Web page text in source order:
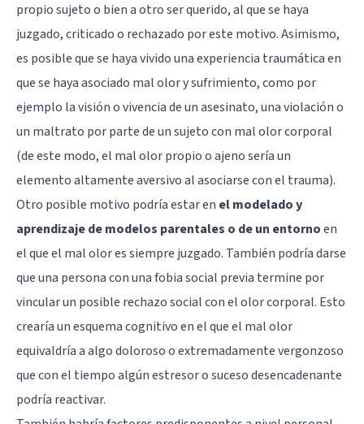
propio sujeto o bien a otro ser querido, al que se haya
juzgado, criticado o rechazado por este motivo. Asimismo,
es posible que se haya vivido una experiencia traumática en
que se haya asociado mal olor y sufrimiento, como por
ejemplo la visión o vivencia de un asesinato, una violación o
un maltrato por parte de un sujeto con mal olor corporal
(de este modo, el mal olor propio o ajeno sería un
elemento altamente aversivo al asociarse con el trauma).
Otro posible motivo podría estar en el modelado y
aprendizaje de modelos parentales o de un entornoen
el que el mal olor es siempre juzgado. También podría darse
que una persona con una fobia social previa termine por
vincular un posible rechazo social con el olor corporal. Esto
crearía un esquema cognitivo en el que el mal olor
equivaldría a algo doloroso o extremadamente vergonzoso
que con el tiempo algún estresor o suceso desencadenante
podría reactivar.